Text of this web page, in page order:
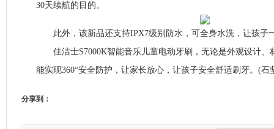
30天续航的目的。
此外，该新品还支持IPX7级别防水，可全身水洗，让孩子
佳洁士S7000K智能音乐儿童电动牙刷，无论是外观设计、
能实现360°安全防护，让家长放心，让孩子安全舒适刷牙。(石
分享到：